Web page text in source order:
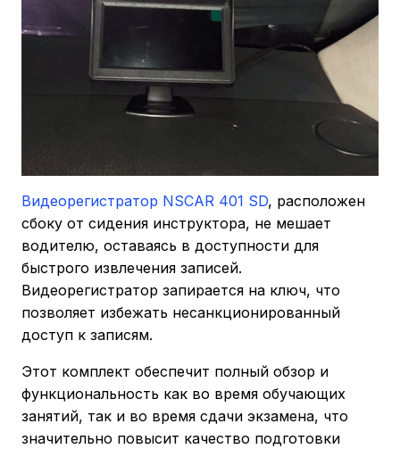
Видеорегистратор NSCAR 401 SD, расположен
сбоку от сидения инструктора, не мешает
водителю, оставаясь в доступности для
быстрого извлечения записей.
Видеорегистратор запирается на ключ, что
позволяет избежать несанкционированный
доступ к записям.
Этот комплект обеспечит полный обзор и
функциональность как во время обучающих
занятий, так и во время сдачи экзамена, что
значительно повысит качество подготовки